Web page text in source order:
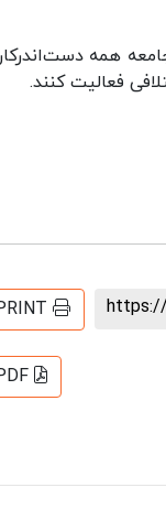
همه
فعالیت کنند.
PRINT
PDF